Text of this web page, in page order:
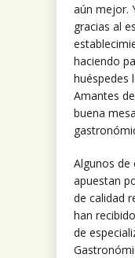
aún mejor.
gracias al
haciendo
huéspedes
Amantes
buena
Algunos de
apuestan
de calidad
han
de